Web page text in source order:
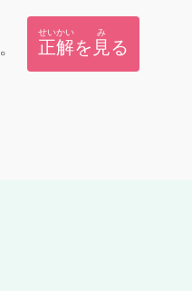
正解
せいかい
を 見
み
る